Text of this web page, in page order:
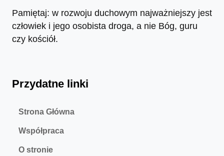
Pamiętaj: w rozwoju duchowym najważniejszy jest
człowiek i jego osobista droga, a nie Bóg, guru
czy kościół.
Przydatne linki
Strona Główna
Współpraca
O stronie